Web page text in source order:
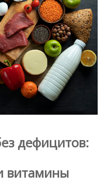
дефицитов:
витамины